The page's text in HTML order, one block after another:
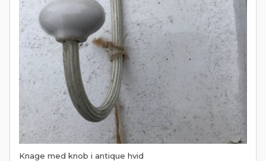
Knage med knob i antique hvid